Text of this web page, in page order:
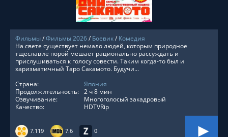
Фильмы/Фильмы 2026/ Боевик/ Комедия
7.119 7.6 0
На свете существует немало людей, которым природное
тщеславие порой мешает рационально рассуждать и
прислушиваться к голосу совести. Таким когда-то был и
харизматичный Таро Сакамото. Будучи...
Страна:
Япония
Продолжительность: 2 ч 8 мин
Озвучивание:
Многоголосый закадровый
Качество:
HDTVRip